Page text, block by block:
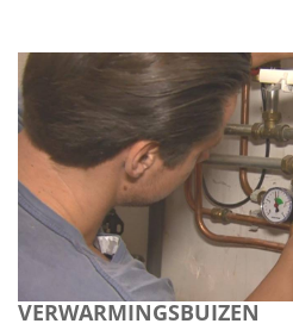
VERWARMINGSBUIZEN